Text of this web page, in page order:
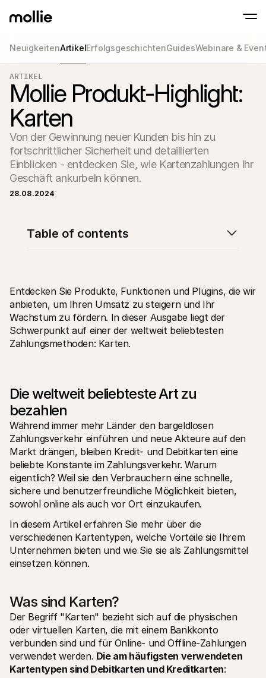
Tap to Pay auf dem iPhone
Akzeptieren Sie kontaklose Zahlungen
Jetzt starten
Akzeptieren und
Zahlungen
POS-Zahlungen
Mollie-Checkout
Personalisieren Sie
für eine höhere
Wiederkehrende
Für Agenturen
Technische Ressourcen
Bibliotheken
Integrieren Sie Mollie mit unseren Plug-and-Play-Paketen
Discord community
Werden Sie Teil der Entwickler-Community
Über Mollie
Preise
Sehen Sie sich unsere Preise an
Über uns
Unsere Story und Werte
News
Lesen Sie aktuelle Mollie-
Neuigkeiten
Kommen Sie zu uns - wir stellen ein!
Für Endkunden
Warum steht Mollie auf Ihrem Kontoauszug?
Für Mollie-Händler
NeuigkeitenArtikelErfolgsgeschichtenGuidesWebinare &
ARTIKEL
Mollie Produkt-Highlight:
Karten
Von der Gewinnung neuer Kunden bis hin zu
fortschrittlicher Sicherheit und detaillierten
Einblicken - entdecken Sie, wie Kartenzahlungen Ihr
Geschäft ankurbeln können.
28.08.2024
Entdecken Sie Produkte, Funktionen und Plugins, die wir
anbieten, um Ihren Umsatz zu steigern und Ihr
Wachstum zu fördern. In dieser Ausgabe liegt der
Schwerpunkt auf einer der weltweit beliebtesten
Zahlungsmethoden: Karten.
Die weltweit beliebteste Art zu
bezahlen
Während immer mehr Länder den bargeldlosen
Zahlungsverkehr einführen und neue Akteure auf den
Markt drängen, bleiben Kredit- und Debitkarten eine
beliebte Konstante im Zahlungsverkehr. Warum
eigentlich? Weil sie den Verbrauchern eine schnelle,
sichere und benutzerfreundliche Möglichkeit bieten,
sowohl online als auch vor Ort einzukaufen.
In diesem Artikel erfahren Sie mehr über die
verschiedenen Kartentypen, welche Vorteile sie Ihrem
Unternehmen bieten und wie Sie sie als Zahlungsmittel
einsetzen können.
Was sind Karten?
Der Begriff "Karten" bezieht sich auf die physischen
oder virtuellen Karten, die mit einem Bankkonto
verbunden sind und für Online- und Offline-Zahlungen
verwendet werden. Die am häufigsten verwendeten
Kartentypen sind Debitkarten und Kreditkarten:
Table of contents